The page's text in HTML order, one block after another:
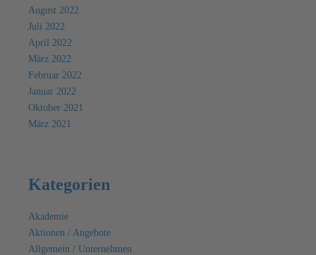
August 2022
Juli 2022
April 2022
März 2022
Februar 2022
Januar 2022
Oktober 2021
März 2021
Kategorien
Akademie
Aktionen / Angebote
Allgemein / Unternehmen